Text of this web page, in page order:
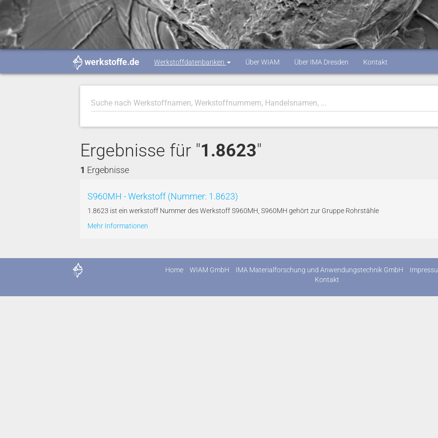
werkstoffe.de Werkstoffdatenbanken Über WIAM Über IMA Dresden Kontakt
Ergebnisse für "1.8623"
1 Ergebnisse
S960MH - Werkstoff (Nummer: 1.8623)
1.8623 ist ein werkstoff Nummer des Werkstoff S960MH, S960MH gehört zur Gruppe Rohrstähle
Mehr Informationen
Home WIAM GmbH IMA Materialforschung und Anwendungstechnik GmbH
Kontakt